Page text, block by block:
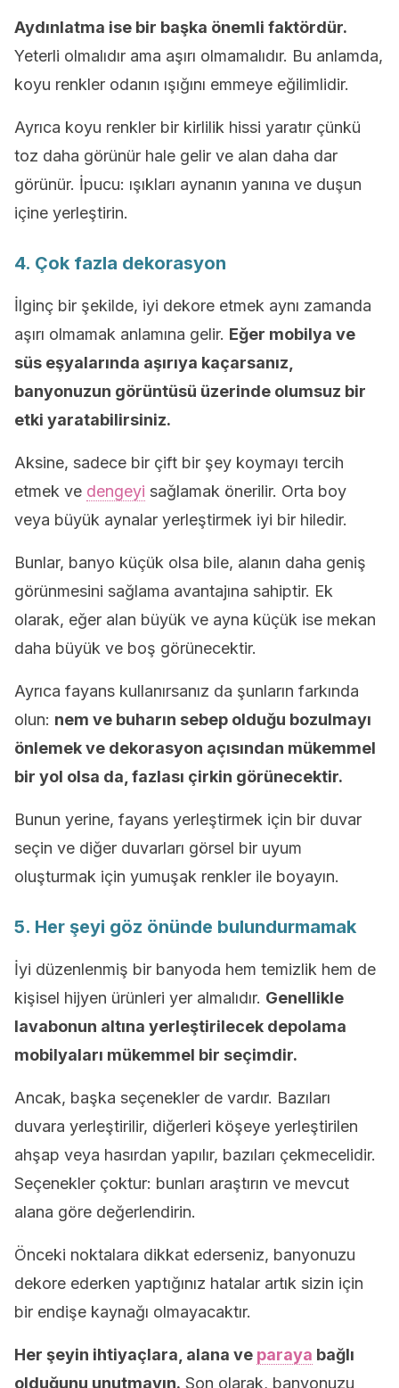
Aydınlatma ise bir başka önemli faktördür.
Yeterli olmalıdır ama aşırı olmamalıdır. Bu anlamda,
koyu renkler odanın ışığını emmeye eğilimlidir.
Ayrıca koyu renkler bir kirlilik hissi yaratır çünkü
toz daha görünür hale gelir ve alan daha dar
görünür. İpucu: ışıkları aynanın yanına ve duşun
içine yerleştirin.
4. Çok fazla dekorasyon
İlginç bir şekilde, iyi dekore etmek aynı zamanda
aşırı olmamak anlamına gelir. Eğer mobilya ve
süs eşyalarında aşırıya kaçarsanız,
banyonuzun görüntüsü üzerinde olumsuz bir
etki yaratabilirsiniz.
Aksine, sadece bir çift bir şey koymayı tercih
etmek ve dengeyi sağlamak önerilir. Orta boy
veya büyük aynalar yerleştirmek iyi bir hiledir.
Bunlar, banyo küçük olsa bile, alanın daha geniş
görünmesini sağlama avantajına sahiptir. Ek
olarak, eğer alan büyük ve ayna küçük ise mekan
daha büyük ve boş görünecektir.
Ayrıca fayans kullanırsanız da şunların farkında
olun: nem ve buharın sebep olduğu bozulmayı
önlemek ve dekorasyon açısından mükemmel
bir yol olsa da, fazlası çirkin görünecektir.
Bunun yerine, fayans yerleştirmek için bir duvar
seçin ve diğer duvarları görsel bir uyum
oluşturmak için yumuşak renkler ile boyayın.
5. Her şeyi göz önünde bulundurmamak
İyi düzenlenmiş bir banyoda hem temizlik hem de
kişisel hijyen ürünleri yer almalıdır. Genellikle
lavabonun altına yerleştirilecek depolama
mobilyaları mükemmel bir seçimdir.
Ancak, başka seçenekler de vardır. Bazıları
duvara yerleştirilir, diğerleri köşeye yerleştirilen
ahşap veya hasırdan yapılır, bazıları çekmecelidir.
Seçenekler çoktur: bunları araştırın ve mevcut
alana göre değerlendirin.
Önceki noktalara dikkat ederseniz, banyonuzu
dekore ederken yaptığınız hatalar artık sizin için
bir endişe kaynağı olmayacaktır.
Her şeyin ihtiyaçlara, alana ve paraya bağlı
olduğunu unutmayın. Son olarak, banyonuzu